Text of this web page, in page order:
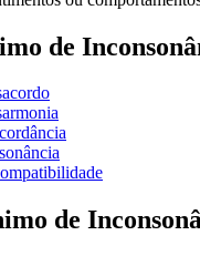
de
de